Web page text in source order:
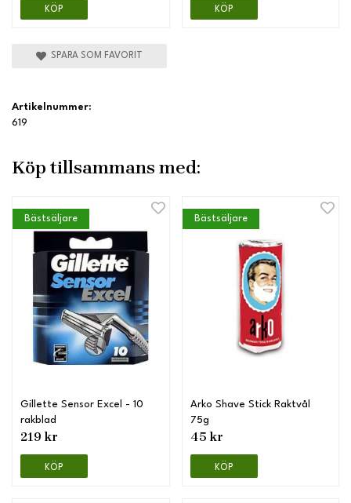
KÖP KÖP
SPARA SOM FAVORIT
Artikelnummer:
619
Köp tillsammans med:
Bästsäljare
Gillette Sensor Excel - 10
rakblad
219 kr
KÖP
Bästsäljare
Arko Shave Stick Raktvål
75g
45 kr
KÖP